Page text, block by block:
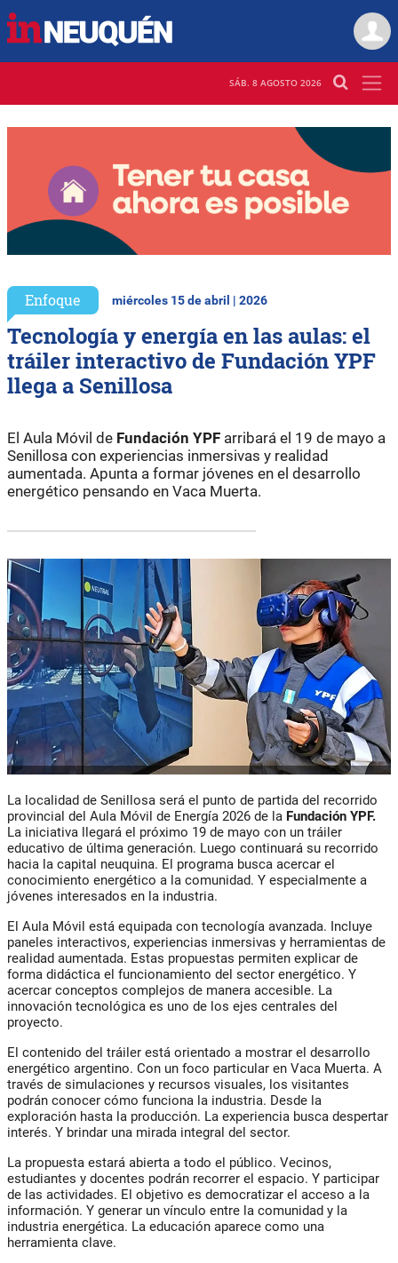
SÁB. 8 AGOSTO 2026
Enfoque miércoles 15 de abril | 2026
Tecnología y energía en las aulas: el
tráiler interactivo de Fundación YPF
llega a Senillosa
El Aula Móvil de Fundación YPF arribará el 19 de mayo a
Senillosa con experiencias inmersivas y realidad
aumentada. Apunta a formar jóvenes en el desarrollo
energético pensando en Vaca Muerta.
La localidad de Senillosa será el punto de partida del recorrido
provincial del Aula Móvil de Energía 2026 de la Fundación YPF.
La iniciativa llegará el próximo 19 de mayo con un tráiler
educativo de última generación. Luego continuará su recorrido
hacia la capital neuquina. El programa busca acercar el
conocimiento energético a la comunidad. Y especialmente a
jóvenes interesados en la industria.
El Aula Móvil está equipada con tecnología avanzada. Incluye
paneles interactivos, experiencias inmersivas y herramientas de
realidad aumentada. Estas propuestas permiten explicar de
forma didáctica el funcionamiento del sector energético. Y
acercar conceptos complejos de manera accesible. La
innovación tecnológica es uno de los ejes centrales del
proyecto.
El contenido del tráiler está orientado a mostrar el desarrollo
energético argentino. Con un foco particular en Vaca Muerta. A
través de simulaciones y recursos visuales, los visitantes
podrán conocer cómo funciona la industria. Desde la
exploración hasta la producción. La experiencia busca despertar
interés. Y brindar una mirada integral del sector.
La propuesta estará abierta a todo el público. Vecinos,
estudiantes y docentes podrán recorrer el espacio. Y participar
de las actividades. El objetivo es democratizar el acceso a la
información. Y generar un vínculo entre la comunidad y la
industria energética. La educación aparece como una
herramienta clave.